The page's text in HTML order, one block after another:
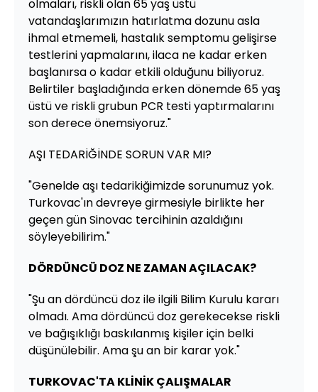
olmaları, riskli olan 65 yaş üstü
vatandaşlarımızın hatırlatma dozunu asla
ihmal etmemeli, hastalık semptomu gelişirse
testlerini yapmalarını, ilaca ne kadar erken
başlanırsa o kadar etkili olduğunu biliyoruz.
Belirtiler başladığında erken dönemde 65 yaş
üstü ve riskli grubun PCR testi yaptırmalarını
son derece önemsiyoruz."
AŞI TEDARİĞİNDE SORUN VAR MI?
"Genelde aşı tedarikiğimizde sorunumuz yok.
Turkovac'ın devreye girmesiyle birlikte her
geçen gün Sinovac tercihinin azaldığını
söyleyebilirim."
DÖRDÜNCÜ DOZ NE ZAMAN AÇILACAK?
"Şu an dördüncü doz ile ilgili Bilim Kurulu kararı
olmadı. Ama dördüncü doz gerekecekse riskli
ve bağışıklığı baskılanmış kişiler için belki
düşünülebilir. Ama şu an bir karar yok."
TURKOVAC'TA KLİNİK ÇALIŞMALAR